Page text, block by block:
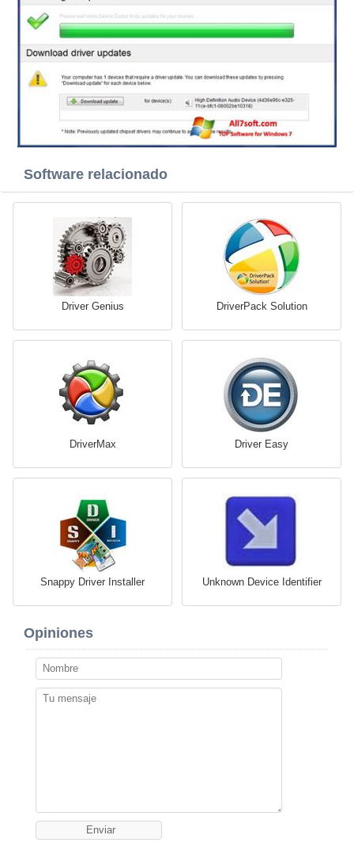
Software relacionado
Driver Genius DriverPack Solution
DriverMax Driver Easy
Snappy Driver Installer Unknown Device Identifier
Opiniones